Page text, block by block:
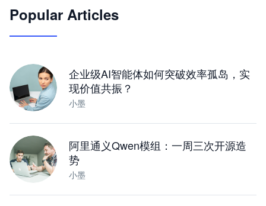
JimoClaw 桌面 AI Agent 工作台
Popular Articles
企业级AI智能体如何突破效率孤岛，实
现价值共振？
小墨
阿里通义Qwen模组：一周三次开源造
势
小墨